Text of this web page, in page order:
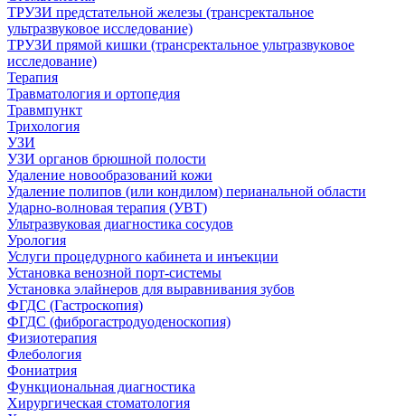
ТРУЗИ предстательной железы (трансректальное
ультразвуковое исследование)
ТРУЗИ прямой кишки (трансректальное ультразвуковое
исследование)
Терапия
Травматология и ортопедия
Травмпункт
Трихология
УЗИ
УЗИ органов брюшной полости
Удаление новообразований кожи
Удаление полипов (или кондилом) перианальной области
Ударно-волновая терапия (УВТ)
Ультразвуковая диагностика сосудов
Урология
Услуги процедурного кабинета и инъекции
Установка венозной порт-системы
Установка элайнеров для выравнивания зубов
ФГДС (Гастроскопия)
ФГДС (фиброгастродуоденоскопия)
Физиотерапия
Флебология
Фониатрия
Функциональная диагностика
Хирургическая стоматология